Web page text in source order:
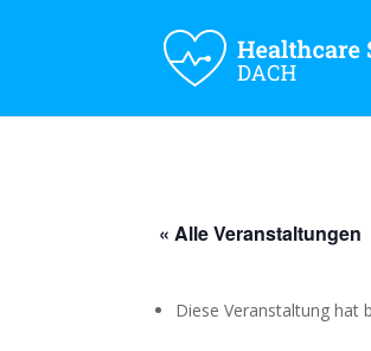
« Alle Veranstaltungen
Diese Veranstaltung hat